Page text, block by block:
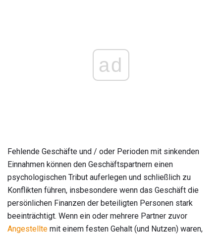
ad
Fehlende Geschäfte und / oder Perioden mit sinkenden
Einnahmen können den Geschäftspartnern einen
psychologischen Tribut auferlegen und schließlich zu
Konflikten führen, insbesondere wenn das Geschäft die
persönlichen Finanzen der beteiligten Personen stark
beeinträchtigt. Wenn ein oder mehrere Partner zuvor
Angestellte mit einem festen Gehalt (und Nutzen) waren,